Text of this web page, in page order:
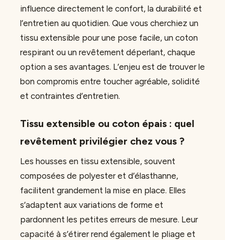
influence directement le confort, la durabilité et
l’entretien au quotidien. Que vous cherchiez un
tissu extensible pour une pose facile, un coton
respirant ou un revêtement déperlant, chaque
option a ses avantages. L’enjeu est de trouver le
bon compromis entre toucher agréable, solidité
et contraintes d’entretien.
Tissu extensible ou coton épais : quel
revêtement privilégier chez vous ?
Les housses en tissu extensible, souvent
composées de polyester et d’élasthanne,
facilitent grandement la mise en place. Elles
s’adaptent aux variations de forme et
pardonnent les petites erreurs de mesure. Leur
capacité à s’étirer rend également le pliage et